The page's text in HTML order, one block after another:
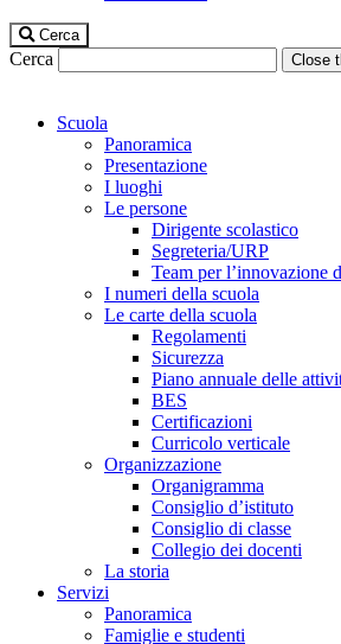
Cerca
Cerca Close
Scuola
Panoramica
Presentazione
I luoghi
Le persone
Dirigente scolastico
Segreteria/URP
Team per l’innovazione
I numeri della scuola
Le carte della scuola
Regolamenti
Sicurezza
Piano annuale delle
BES
Certificazioni
Curricolo verticale
Organizzazione
Organigramma
Consiglio d’istituto
Consiglio di classe
Collegio dei docenti
La storia
Servizi
Panoramica
Famiglie e studenti